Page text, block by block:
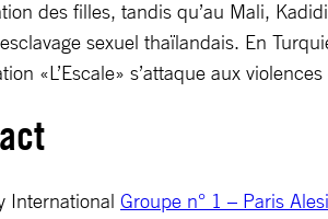
des filles, tandis qu’au Mali,
sexuel thaïlandais. En
«L’Escale» s’attaque aux
International Groupe n° 1 – Paris